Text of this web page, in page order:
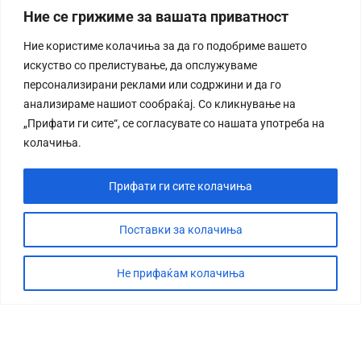
Ние се грижиме за вашата приватност
Ние користиме колачиња за да го подобриме вашето
искуство со прелистување, да опслужуваме
персонализирани реклами или содржини и да го
анализираме нашиот сообраќај. Со кликнување на
„Прифати ги сите“, се согласувате со нашата употреба на
колачиња.
Поставки за колачиња
Не прифаќам колачиња
Прифати ги сите колачиња